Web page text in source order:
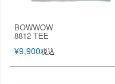
BOWWOW
8812 TEE
¥9,900税込